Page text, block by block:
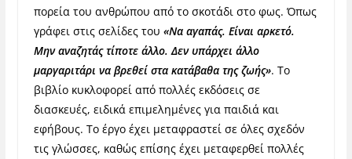
πορεία του ανθρώπου από το σκοτάδι στο φως. Όπως
γράφει στις σελίδες του «Να αγαπάς. Είναι αρκετό.
Μην αναζητάς τίποτε άλλο. Δεν υπάρχει άλλο
μαργαριτάρι να βρεθεί στα κατάβαθα της ζωής». Το
βιβλίο κυκλοφορεί από πολλές εκδόσεις σε
διασκευές, ειδικά επιμελημένες για παιδιά και
εφήβους. Το έργο έχει μεταφραστεί σε όλες σχεδόν
τις γλώσσες, καθώς επίσης έχει μεταφερθεί πολλές